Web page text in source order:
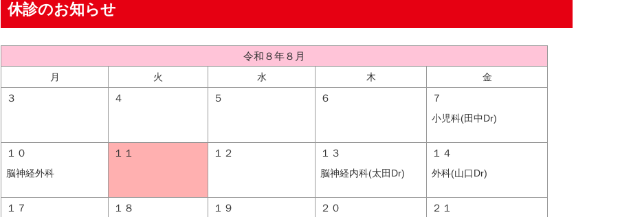
休診のお知らせ
令和８年８月
月 火 水 木 金
３ ４ ５ ６ ７
小児科(田中Dr)
１０
脳神経外科
１１ １２ １３
脳神経内科(太田Dr)
１４
外科(山口Dr)
１７ １８ １９ ２０ ２１